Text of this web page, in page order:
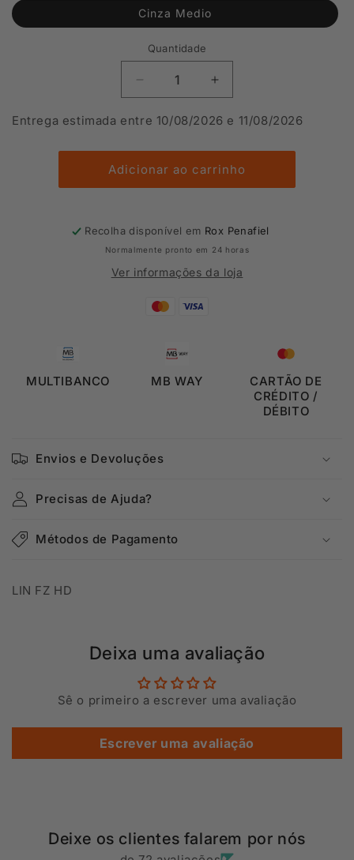
Cinza Medio
Quantidade
Diminuir
a
quantidade
LIN
FZ
HD
Aumentar
a
quantidade
LIN
FZ
HD
Entrega estimada entre 10/08/2026 e 11/08/2026
Adicionar ao carrinho
Recolha disponível em Rox Penafiel
Normalmente pronto em 24 horas
Ver informações da loja
MULTIBANCO MB WAY
CARTÃO DE
CRÉDITO /
DÉBITO
Envios e Devoluções
Precisas de Ajuda?
Métodos de Pagamento
LIN FZ HD
Deixa uma avaliação
Sê o primeiro a escrever uma avaliação
Escrever uma avaliação
Deixe os clientes falarem por nós